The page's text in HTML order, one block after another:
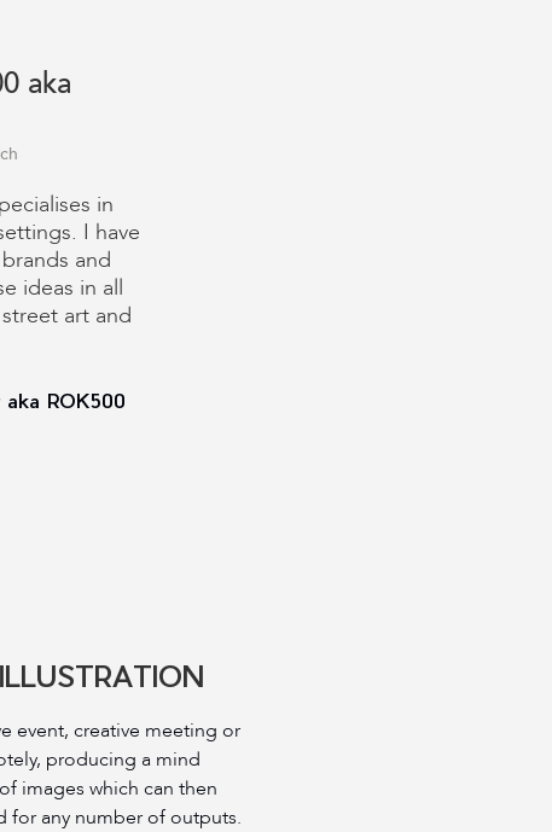
aka
in
I have
and
ideas in all
art and
ROK500
event, creative meeting or
producing a mind
images which can then
for any number of outputs.